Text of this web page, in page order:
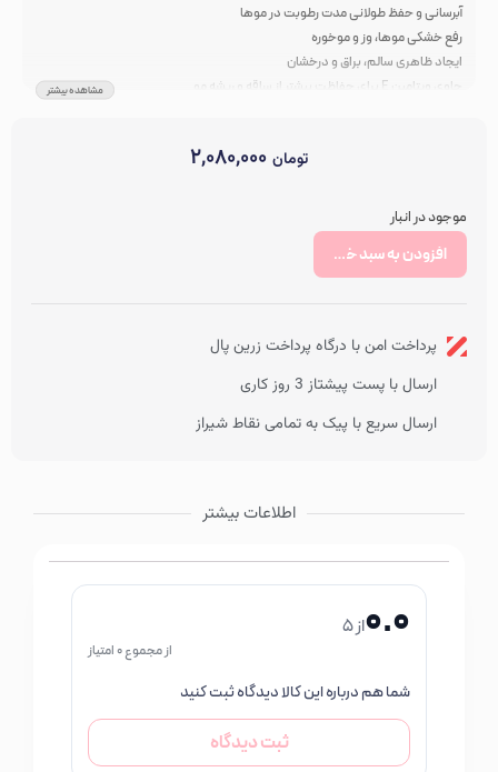
آبرسانی و حفظ طولانی مدت رطوبت در موها
رفع خشکی موها، وز و موخوره
ایجاد ظاهری سالم، براق و درخشان
حاوی ویتامین E برای حفاظت بیشتر از ساقه و ریشه مو
حاوی هیالورونیک اسید و گلیسیرین
ساخت کشور ژاپن
حجم 550 میل
مشاهده بیشتر
تومان
موجود در انبار
افزودن به سبد خرید
پرداخت امن با درگاه پرداخت زرین پال
ارسال با پست پیشتاز 3 روز کاری
ارسال سریع با پیک به تمامی نقاط شیراز
اطلاعات بیشتر
0.0از 5
از مجموع 0 امتیاز
شما هم درباره این کالا دیدگاه ثبت کنید
ثبت دیدگاه